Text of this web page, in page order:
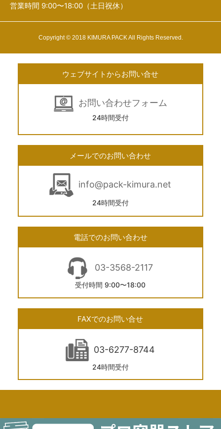
営業時間 9:00〜18:00（土日祝休）
Copyright © 2018 KIMURA PACK All Rights Reserved.
ウェブサイトからお問い合せ
お問い合わせフォーム
24時間受付
メールでのお問い合わせ
info@pack-kimura.net
24時間受付
電話でのお問い合わせ
03-3568-2117
受付時間 9:00〜18:00
FAXでのお問い合せ
03-6277-8744
24時間受付